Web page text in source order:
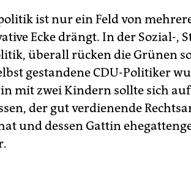
ist nur ein Feld von
Ecke drängt. In der Sozial-,
überall rücken die Grünen
gestandene CDU-Politiker
mit zwei Kindern sollte sich
der gut verdienende
und dessen Gattin